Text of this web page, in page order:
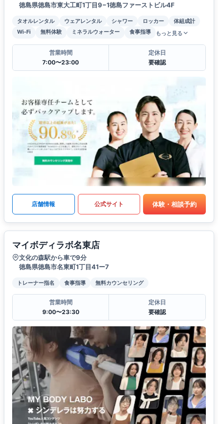
徳島県徳島市東大工町1丁目9−1徳島ファーストビル4F
タオルレンタル ウェアレンタル シャワー ロッカー
体組成計
Wi-Fi
無料体験 ミネラルウォーター 食事指導 もっと見る
営業時間
7:00〜23:00
定休日
要確認
店舗情報 公式サイト 体験・相談予約
マイボディラボ名東店
文化の森駅から車で9分
徳島県徳島市名東町1丁目41ー7
トレーナー指名 食事指導 無料カウンセリング
営業時間
9:00〜23:30
定休日
要確認